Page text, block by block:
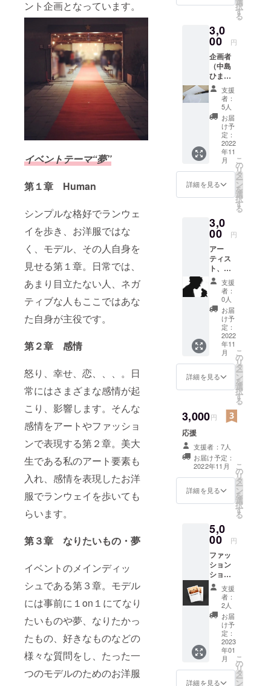
ント企画となっています。
イベントテーマ“夢”
第１章 Human
シンプルな格好でランウェ
イを歩き、お洋服ではな
く、モデル、その人自身を
見せる第１章。日常では、
あまり目立たない人、ネガ
ティブな人もここではあな
た自身が主役です。
第２章 感情
怒り、幸せ、恋、、、。日
常にはさまざまな感情が起
こり、影響します。そんな
感情をアートやファッショ
ンで表現する第２章。美大
生である私のアート要素も
入れ、感情を表現したお洋
服でランウェイを歩いても
らいます。
第３章 なりたいもの・夢
イベントのメインディッ
シュである第３章。モデル
には事前に１on１にてなり
たいものや夢、なりたかっ
たもの、好きなものなどの
様々な質問をし、たった一
つのモデルのためのお洋服
択
す
る
3,0
00 円
企画者
（中島
ひま
り）か
らのお
礼の直
筆のお
手紙
支援
者：
5人
お届
け予
定：
2022
年11
月
詳細を見る
こ
の
リ
タ
ー
ン
を
選
択
す
る
3,0
00 円
アー
ティス
ト、コ
メディ
アンの
方向け
の出演
権 出
演料
3000円
をここ
で頂戴
いたし
ます。
※当日出
演料・
は頂戴
いたし
ん。 ※
当イベ
ント当
日（11
月19
日）に
内）に
午前中
ベント
終了ま
で来れ
る方限
定。 ※
備考欄
に表現
ジャン
ルにつ
いてご
記入く
ださ
支援
者：
0人
お届
け予
定：
2022
年11
月
詳細を見る
こ
の
リ
タ
ー
ン
を
選
択
す
る
3,000円
応援
支援者：7人
お届け予定：
2022年11月
詳細を見る
こ
の
リ
タ
ー
ン
を
選
択
す
る
5,0
00 円
ファッ
ション
ショー
パンプ
レット
をイベ
ント後
送らせ
ていた
だきま
す。 当
イベン
ト出演
全モデ
支援
者：
2人
お届
け予
定：
2023
年01
月
詳細を見る
こ
の
リ
タ
ー
ン